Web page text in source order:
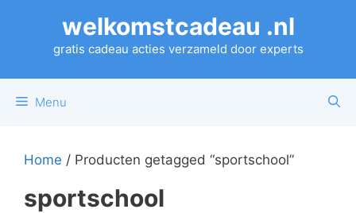
welkomstcadeau .nl
gratis cadeau acties verzameld door experts
Menu
Home / Producten getagged “sportschool”
sportschool